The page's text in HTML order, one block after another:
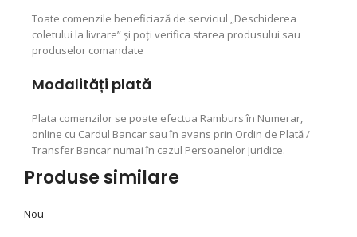
Toate comenzile beneficiază de serviciul „Deschiderea
coletului la livrare” şi poţi verifica starea produsului sau
produselor comandate
Modalități plată
Plata comenzilor se poate efectua Ramburs în Numerar,
online cu Cardul Bancar sau în avans prin Ordin de Plată /
Transfer Bancar numai în cazul Persoanelor Juridice.
Produse similare
Nou